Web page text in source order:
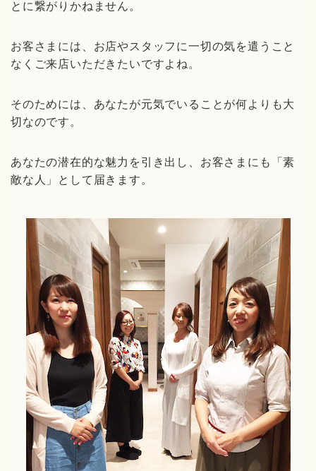
とに繋がりかねません。
お客さまには、お店やスタッフに一切の気を遣うこと
なくご来店いただきたいですよね。
そのためには、あなたが元気でいることが何よりも大
切なのです。
あなたの潜在的な魅力を引き出し、お客さまにも「素
敵な人」として届きます。